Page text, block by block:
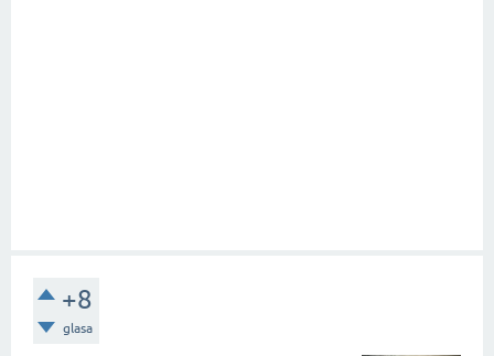
+8
glasa